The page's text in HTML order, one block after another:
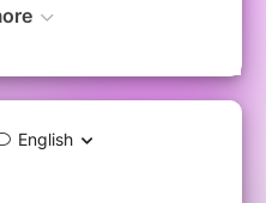
cette fois-ci en
beat latino de Andrés Arce
inventivité de Martin
classique de Paola Larrea